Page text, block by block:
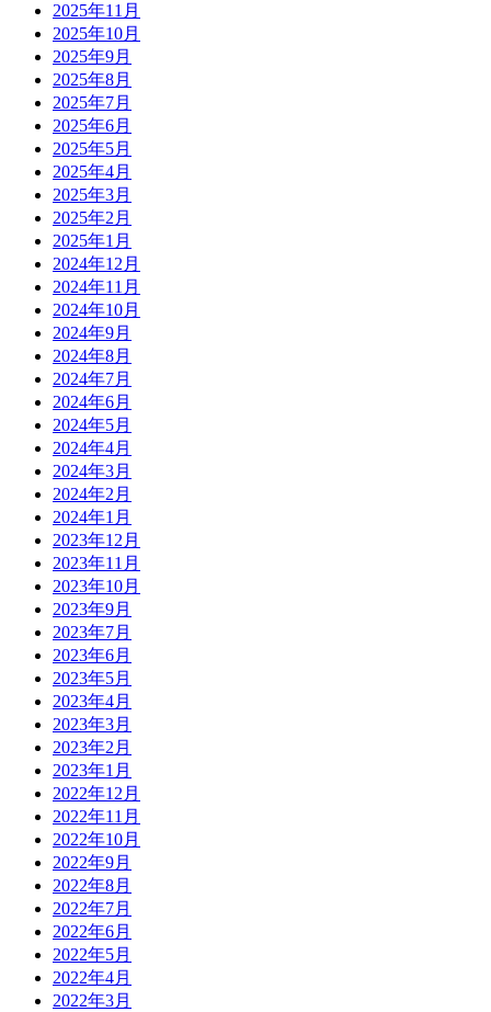
2025年11月
2025年10月
2025年9月
2025年8月
2025年7月
2025年6月
2025年5月
2025年4月
2025年3月
2025年2月
2025年1月
2024年12月
2024年11月
2024年10月
2024年9月
2024年8月
2024年7月
2024年6月
2024年5月
2024年4月
2024年3月
2024年2月
2024年1月
2023年12月
2023年11月
2023年10月
2023年9月
2023年7月
2023年6月
2023年5月
2023年4月
2023年3月
2023年2月
2023年1月
2022年12月
2022年11月
2022年10月
2022年9月
2022年8月
2022年7月
2022年6月
2022年5月
2022年4月
2022年3月